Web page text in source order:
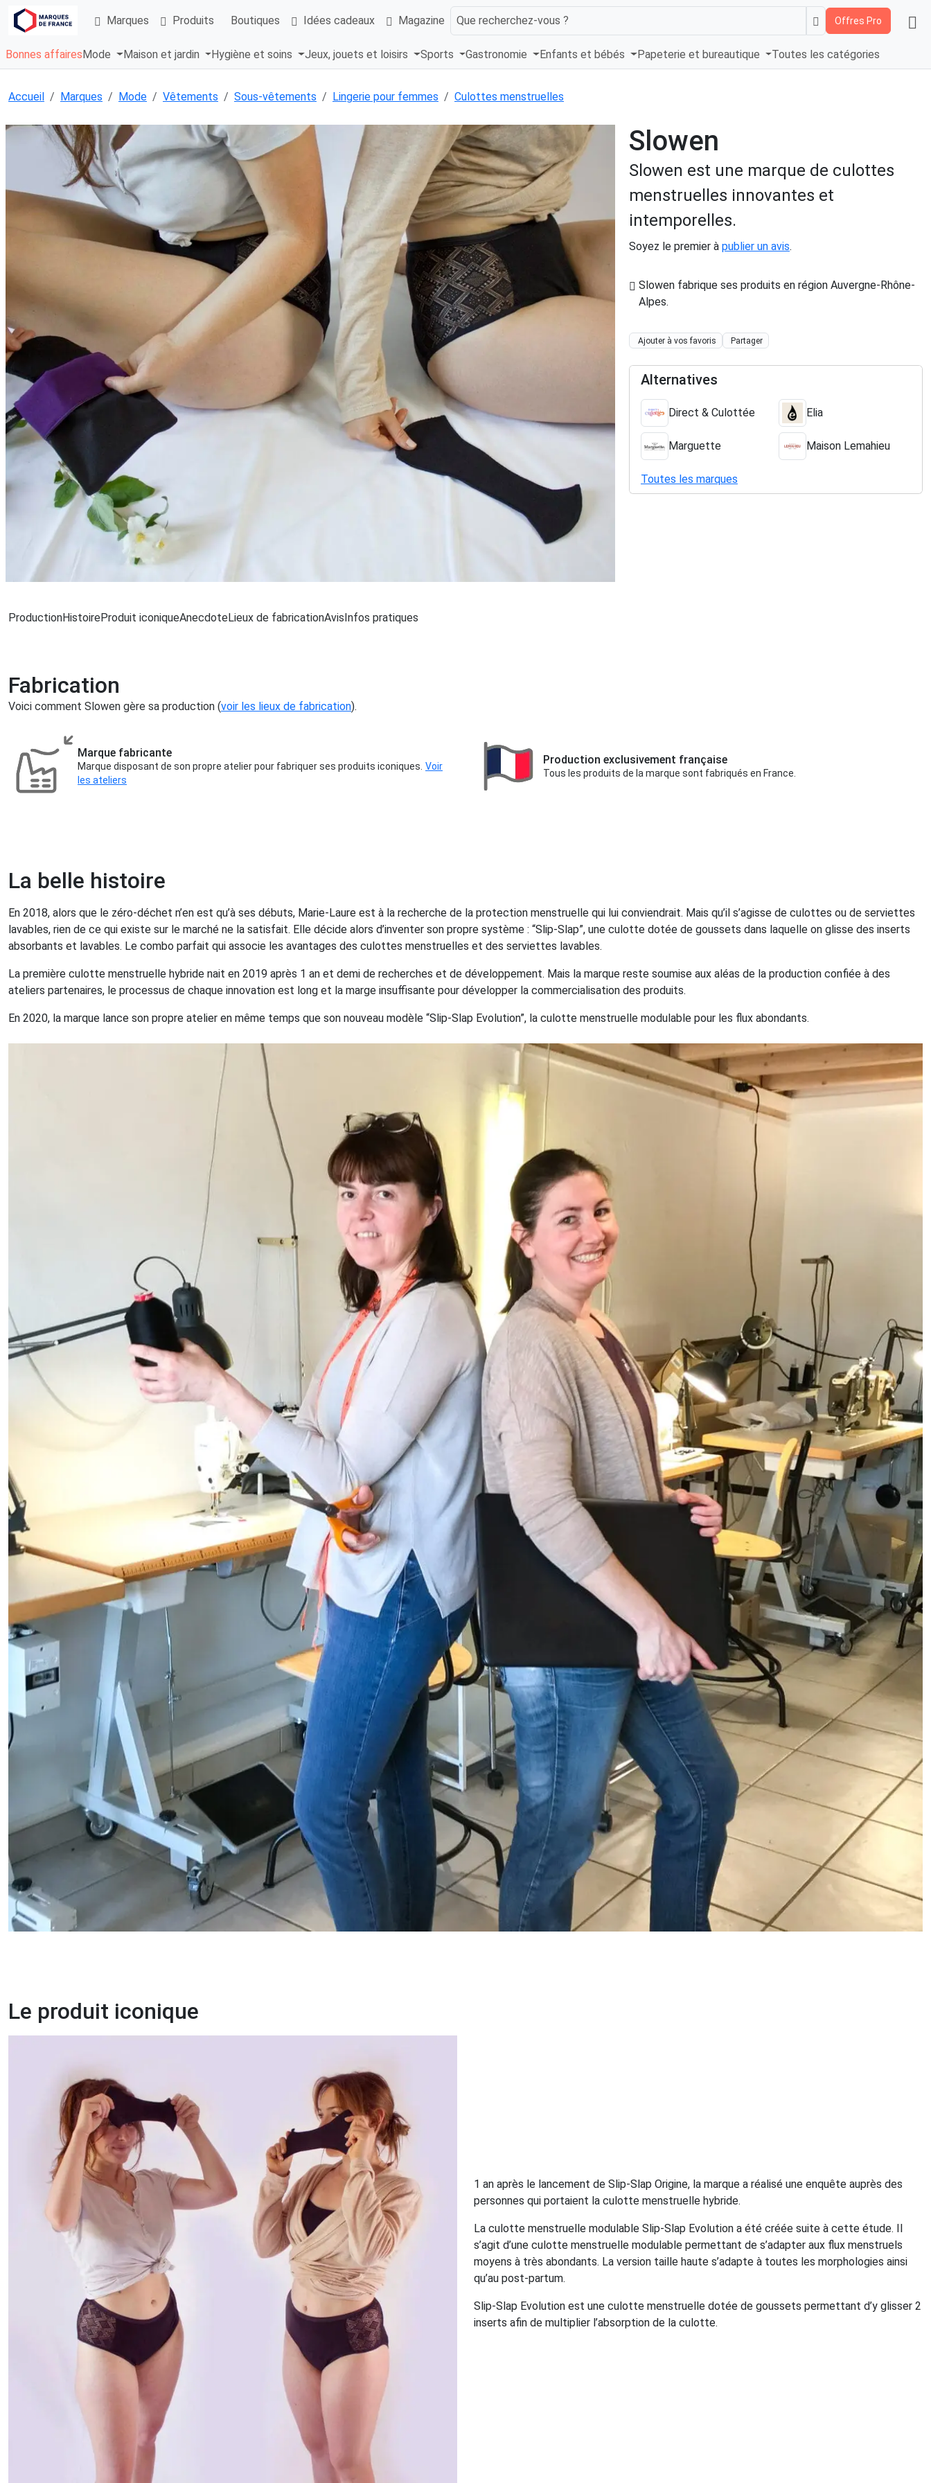
Marques Produits Boutiques Idées cadeaux Magazine Que recherchez-vous ? Offres Pro
Bonnes affaires Mode Maison et jardin Hygiène et soins Jeux, jouets et loisirs Sports Gastronomie Enfants et bébés Papeterie et bureautique Toutes les catégories
Accueil Marques Mode Vêtements Sous-vêtements Lingerie pour femmes Culottes menstruelles
Chargement...
Slowen
Slowen est une marque de culottes
menstruelles innovantes et
intemporelles.
Soyez le premier à publier un avis.
Slowen fabrique ses produits en région Auvergne-Rhône-
Alpes.
Ajouter à vos favoris Partager
Alternatives
Direct & Culottée Elia
Marguette Maison Lemahieu
Toutes les marques
ProductionHistoireProduit iconiqueAnecdoteLieux de fabricationAvis Infos pratiques
Fabrication
Voici comment Slowen gère sa production (voir les lieux de fabrication).
Marque fabricante
Marque disposant de son propre atelier pour fabriquer ses produits iconiques. Voir
les ateliers
Production exclusivement française
Tous les produits de la marque sont fabriqués en France.
La belle histoire
En 2018, alors que le zéro-déchet n’en est qu’à ses débuts, Marie-Laure est à la recherche de la protection menstruelle qui lui conviendrait. Mais qu’il s’agisse de culottes ou de serviettes
lavables, rien de ce qui existe sur le marché ne la satisfait. Elle décide alors d’inventer son propre système : “Slip-Slap”, une culotte dotée de goussets dans laquelle on glisse des inserts
absorbants et lavables. Le combo parfait qui associe les avantages des culottes menstruelles et des serviettes lavables.
La première culotte menstruelle hybride nait en 2019 après 1 an et demi de recherches et de développement. Mais la marque reste soumise aux aléas de la production confiée à des
ateliers partenaires, le processus de chaque innovation est long et la marge insuffisante pour développer la commercialisation des produits.
En 2020, la marque lance son propre atelier en même temps que son nouveau modèle “Slip-Slap Evolution”, la culotte menstruelle modulable pour les flux abondants.
Le produit iconique
1 an après le lancement de Slip-Slap Origine, la marque a réalisé une enquête auprès des
personnes qui portaient la culotte menstruelle hybride.
La culotte menstruelle modulable Slip-Slap Evolution a été créée suite à cette étude. Il
s’agit d’une culotte menstruelle modulable permettant de s’adapter aux flux menstruels
moyens à très abondants. La version taille haute s’adapte à toutes les morphologies ainsi
qu’au post-partum.
Slip-Slap Evolution est une culotte menstruelle dotée de goussets permettant d’y glisser 2
inserts afin de multiplier l’absorption de la culotte.